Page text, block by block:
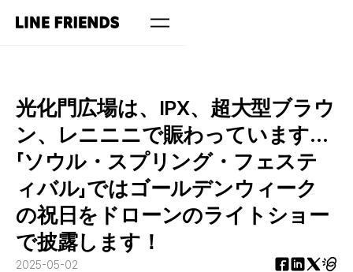
光化門広場は、IPX、超大型ブラウ
ン、レニニニで賑わっています...
「ソウル・スプリング・フェステ
ィバル」ではゴールデンウィーク
の祝日をドローンのライトショー
で披露します！
2025-05-02